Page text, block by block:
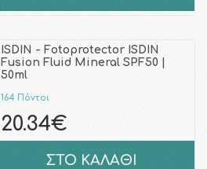
ISDIN - Fotoprotector ISDIN
Fusion Fluid Mineral SPF50 |
50ml
164 Πόντοι
20.34€
ΣΤΟ ΚΑΛΑΘΙ